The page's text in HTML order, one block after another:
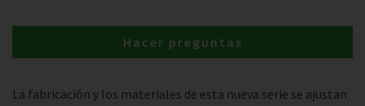
La fabricación y los materiales de esta nueva serie se ajustan
Hacer preguntas